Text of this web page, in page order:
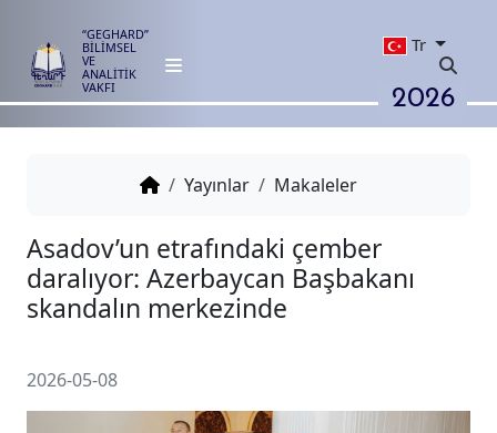
“GEGHARD”
BİLİMSEL
VE
ANALİTİK
VAKFI
Tr
2026
Yayınlar Makaleler
Asadov’un etrafındaki çember
skandalın merkezinde
2026-05-08